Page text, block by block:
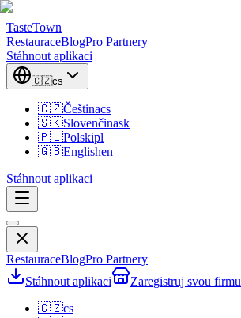
TasteTown
RestauraceBlogPro Partnery
Stáhnout aplikaci
🇨🇿cs
🇨🇿Češtinacs
🇸🇰Slovenčinask
🇵🇱Polskipl
🇬🇧Englishen
Stáhnout aplikaci
RestauraceBlogPro Partnery
Stáhnout aplikaci
Zaregistruj svou firmu
🇨🇿cs